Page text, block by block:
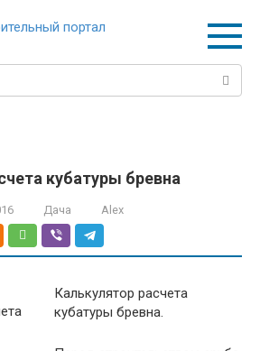
кубатуры бревна
Дача Alex
Калькулятор расчета
кубатуры бревна.